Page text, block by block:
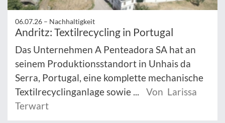
06.07.26 – Nachhaltigkeit
Andritz: Textilrecycling in Portugal
Das Unternehmen A Penteadora SA hat an
seinem Produktionsstandort in Unhais da
Serra, Portugal, eine komplette mechanische
Textilrecyclinganlage sowie ...
Von Larissa
Terwart